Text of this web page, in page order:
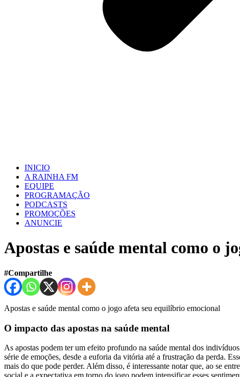
INICIO
A RAINHA FM
EQUIPE
PROGRAMAÇÃO
PODCASTS
PROMOÇÕES
ANUNCIE
Apostas e saúde mental como o
#Compartilhe
Apostas e saúde mental como o jogo afeta seu equilíbrio emocional
O impacto das apostas na saúde mental
As apostas podem ter um efeito profundo na saúde mental dos
série de emoções, desde a euforia da vitória até a frustração da perda.
mais do que pode perder. Além disso, é interessante notar que, ao se